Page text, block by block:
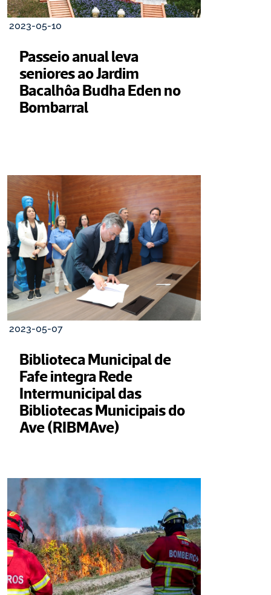
2023-05-10
Passeio anual leva
seniores ao Jardim
Bacalhôa Budha Eden no
Bombarral
2023-05-07
Biblioteca Municipal de
Fafe integra Rede
Intermunicipal das
Bibliotecas Municipais do
Ave (RIBMAve)